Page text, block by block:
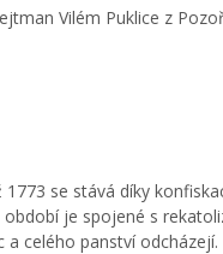
Vilém Puklice z
se stává díky
je spojené s
celého panství